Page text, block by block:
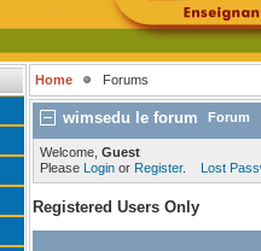
Home Forums
wimsedu le forum Forum
Welcome, Guest
Please Login or Register. Lost
Registered Users Only